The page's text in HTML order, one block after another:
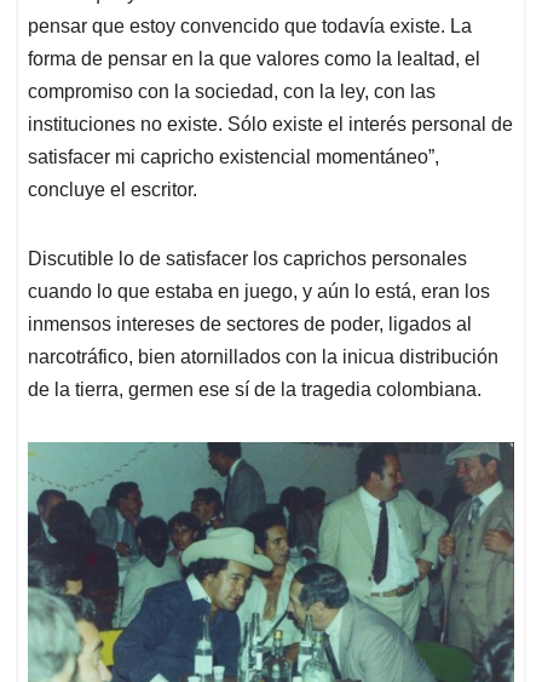
pensar que estoy convencido que todavía existe. La
forma de pensar en la que valores como la lealtad, el
compromiso con la sociedad, con la ley, con las
instituciones no existe. Sólo existe el interés personal de
satisfacer mi capricho existencial momentáneo”,
concluye el escritor.
Discutible lo de satisfacer los caprichos personales
cuando lo que estaba en juego, y aún lo está, eran los
inmensos intereses de sectores de poder, ligados al
narcotráfico, bien atornillados con la inicua distribución
de la tierra, germen ese sí de la tragedia colombiana.